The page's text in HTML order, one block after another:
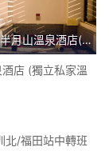
長泰半月山溫泉酒店(獨立私家溫泉泡池露臺客房)
店 (獨立私家溫
北/福田站中轉班